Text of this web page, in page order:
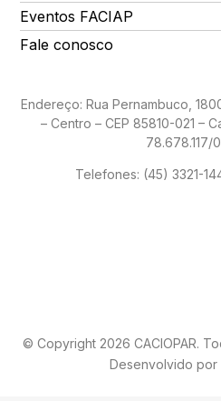
Eventos FACIAP
Fale conosco
Endereço: Rua Pernambuco,
– Centro – CEP 85810-021 –
78.678.117/
Telefones: (45) 3321-
© Copyright 2026 CACIOPAR.
Desenvolvido por